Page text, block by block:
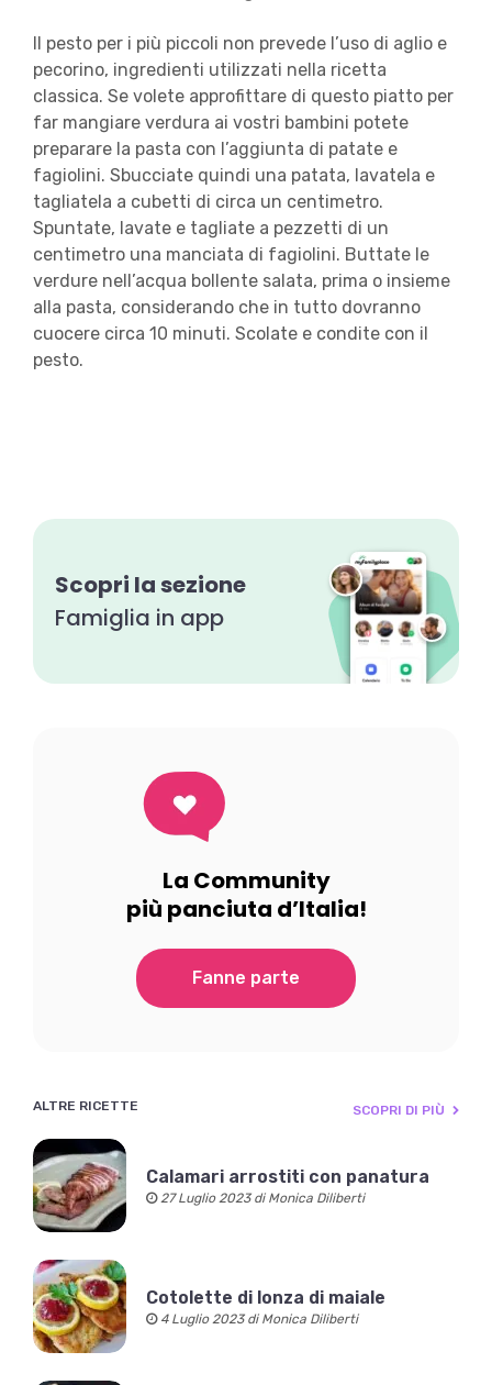
Il pesto per i più piccoli non prevede l’uso di aglio e
pecorino, ingredienti utilizzati nella ricetta
classica. Se volete approfittare di questo piatto per
far mangiare verdura ai vostri bambini potete
preparare la pasta con l’aggiunta di patate e
fagiolini. Sbucciate quindi una patata, lavatela e
tagliatela a cubetti di circa un centimetro.
Spuntate, lavate e tagliate a pezzetti di un
centimetro una manciata di fagiolini. Buttate le
verdure nell’acqua bollente salata, prima o insieme
alla pasta, considerando che in tutto dovranno
cuocere circa 10 minuti. Scolate e condite con il
pesto.
Scopri la sezione
Famiglia in app
La Community
più panciuta d’Italia!
Fanne parte
ALTRE RICETTE SCOPRI DI PIÙ
Calamari arrostiti con panatura
27 Luglio 2023 di Monica Diliberti
Cotolette di lonza di maiale
4 Luglio 2023 di Monica Diliberti